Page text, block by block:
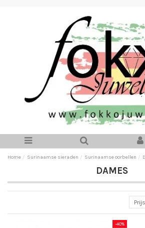
Home Surinaamse sieraden Surinaamse oorbellen
DAMES
-40%